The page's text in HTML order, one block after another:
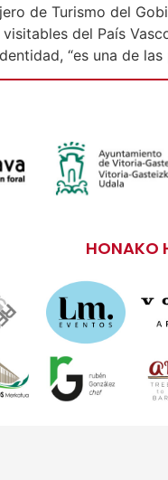
de Turismo del
del País
“es una de
HONAKO